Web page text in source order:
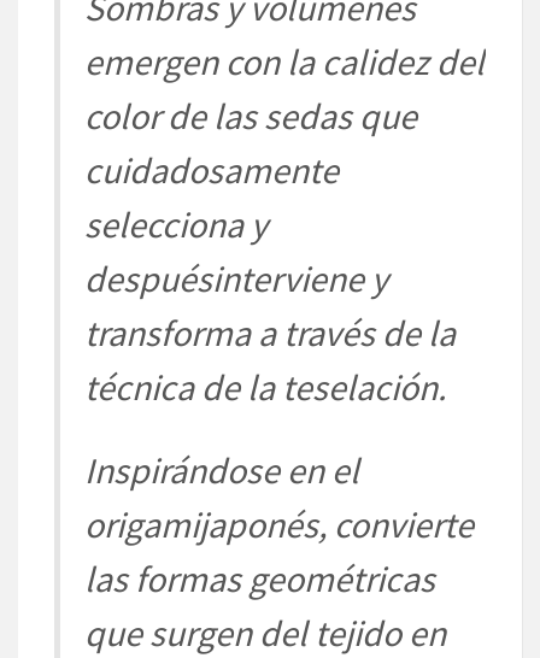
emergen con lacalidez del
color de las sedasque
cuidadosamente
selecciona y
despuésinterviene y
transforma a travésde la
técnicade la teselación.
Inspirándoseen el
origamijaponés, convierte
las formasgeométricas
que surgendel tejido en